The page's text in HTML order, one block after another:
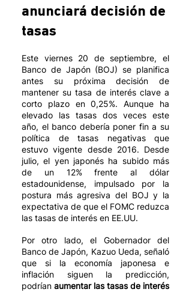
anunciará decisión de
tasas
Este viernes 20 de septiembre, el
Banco de Japón (BOJ) se planifica
antes su próxima decisión de
mantener su tasa de interés clave a
corto plazo en 0,25%. Aunque ha
elevado las tasas dos veces este
año, el banco debería poner fin a su
política de tasas negativas que
estuvo vigente desde 2016. Desde
julio, el yen japonés ha subido más
de un 12% frente al dólar
estadounidense, impulsado por la
postura más agresiva del BOJ y la
expectativa de que el FOMC reduzca
las tasas de interés en EE.UU.
Por otro lado, el Gobernador del
Banco de Japón, Kazuo Ueda, señaló
que si la economía japonesa e
inflación siguen la predicción,
podrían aumentar las tasas de interés